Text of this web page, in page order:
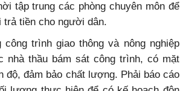
tập trung các phòng chuyên môn để
tiền cho người dân.
trình giao thông và nông nghiệp
nhà thầu bám sát công trình, có mặt
độ, đảm bảo chất lượng. Phải báo cáo